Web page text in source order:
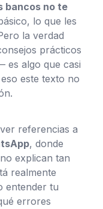
bancos no te
lo que les
la verdad
prácticos
es algo que casi
este texto no
referencias a
, donde
explican tan
realmente
entender tu
errores